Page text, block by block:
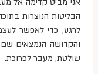
הבליטות הנוצרות
לרגע, כדי לאפשר
והקדושה הנמצאים
שולטת, מעבר לפרוכת.